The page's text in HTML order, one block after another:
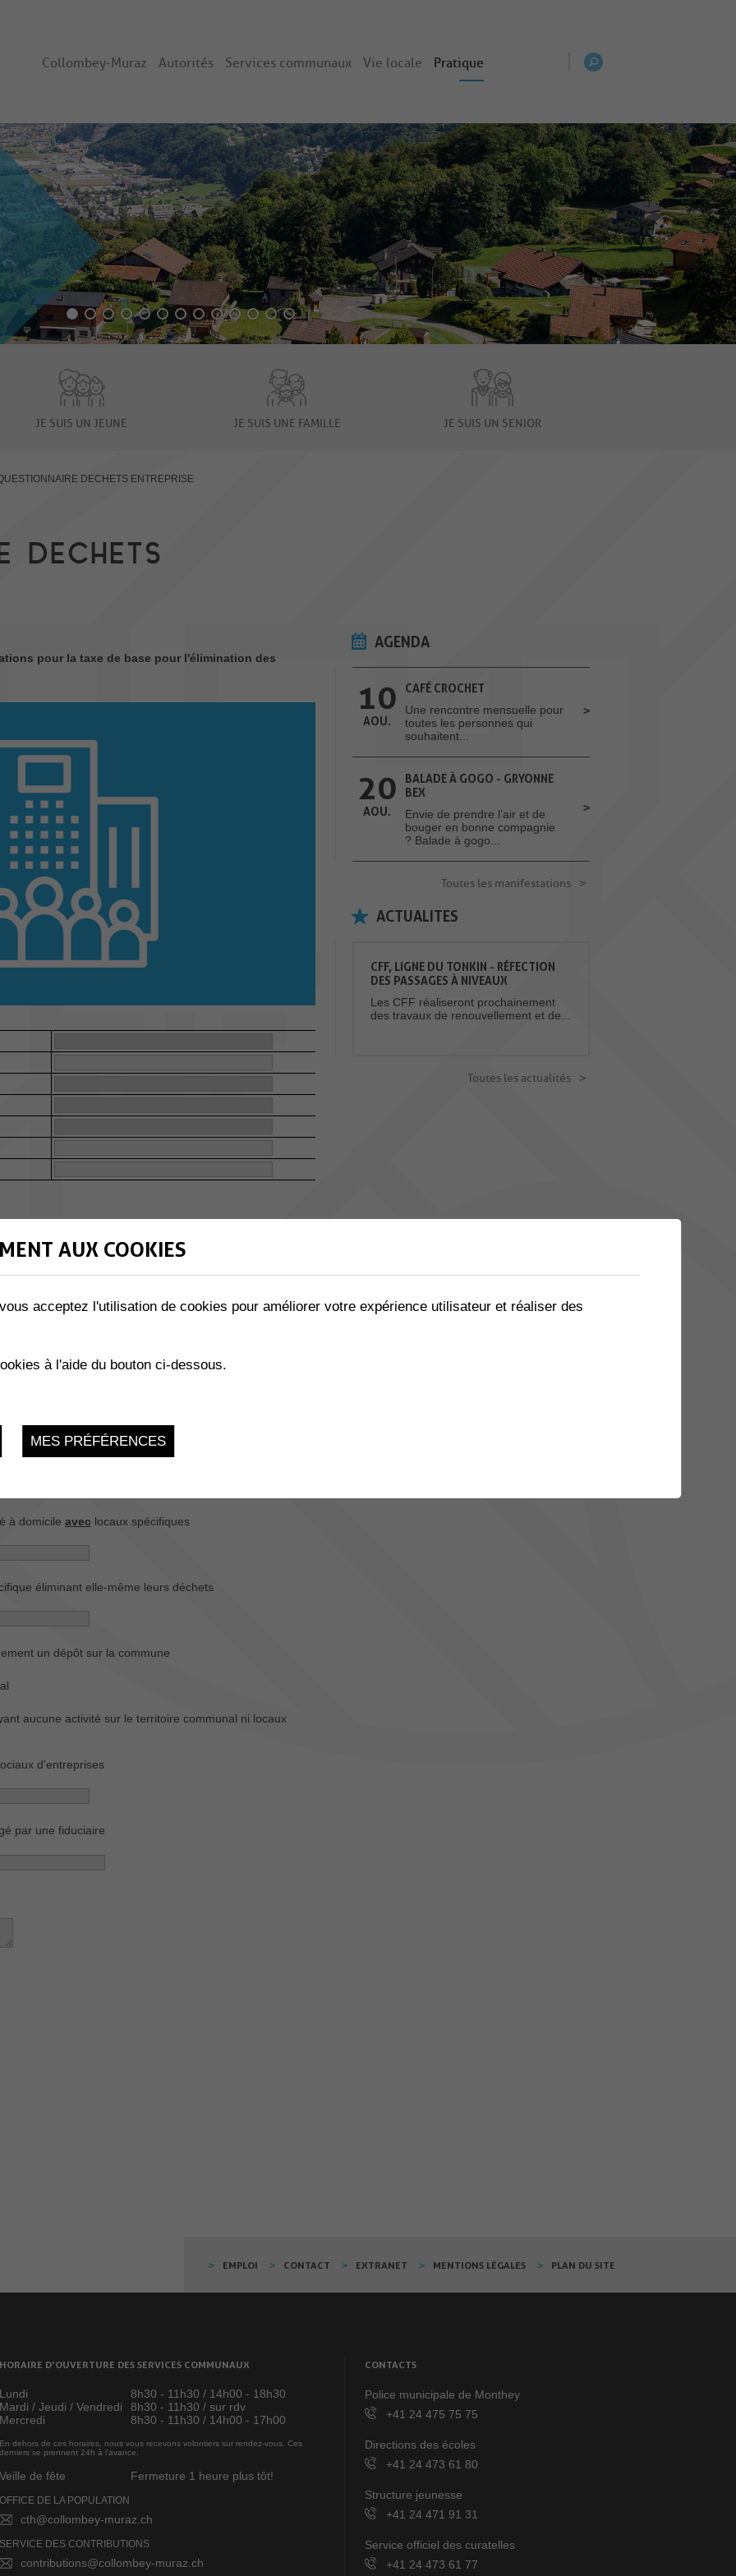
Collombey-Muraz Autorités Services communaux Vie locale Pratique
JE SUIS UN JEUNE JE SUIS UNE FAMILLE JE SUIS UN SENIOR
DECHETS ENTREPRISE
DECHETS
pour la taxe de base pour l'élimination des
varie au long de l'année, nous vous prions de
mieux à votre activité et inscrire le nombre de
Nombre d'employés :
à domicile avec locaux spécifiques
éliminant elle-même leurs déchets
un dépôt sur la commune
aucune activité sur le territoire communal ni locaux
d'entreprises
par une fiduciaire
AGENDA
10
AOU.
CAFÉ CROCHET
Une rencontre mensuelle pour
toutes les personnes qui
souhaitent...
20
AOU.
BALADE À GOGO - GRYONNE
BEX
Envie de prendre l’air et de
bouger en bonne compagnie
? Balade à gogo...
Toutes les manifestations
ACTUALITES
CFF, LIGNE DU TONKIN - RÉFECTION
DES PASSAGES À NIVEAUX
Les CFF réaliseront prochainement
des travaux de renouvellement et de...
Toutes les actualités
EMPLOI CONTACT EXTRANET MENTIONS LÉGALES PLAN DU SITE
HORAIRE D’OUVERTURE DES SERVICES COMMUNAUX
Lundi
8h30 - 11h30 / 14h00 - 18h30
Mardi / Jeudi / Vendredi
8h30 - 11h30 / sur rdv
Mercredi
8h30 - 11h30 / 14h00 - 17h00
En dehors de ces horaires, nous vous recevons volontiers sur rendez-vous. Ces
derniers se prennent 24h à l’avance.
Veille de fête Fermeture 1 heure plus tôt!
OFFICE DE LA POPULATION
cth@collombey-muraz.ch
SERVICE DES CONTRIBUTIONS
contributions@collombey-muraz.ch
CONTACTS
Police municipale de Monthey
+41 24 475 75 75
Directions des écoles
+41 24 473 61 80
Structure jeunesse
+41 24 471 91 31
Service officiel des curatelles
+41 24 473 61 77
AUX COOKIES
acceptez l'utilisation de cookies pour améliorer votre expérience utilisateur et réaliser des
à l'aide du bouton ci-dessous.
MES PRÉFÉRENCES